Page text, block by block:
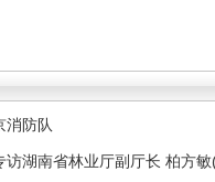
消防队
湖南省林业厅副厅长 柏方